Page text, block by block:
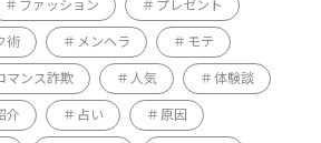
ファッション プレゼント
術 メンヘラ モテ
マンス詐欺 人気 体験談
介 占い 原因